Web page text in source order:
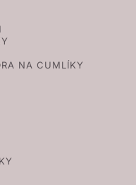
NA CUMLÍKY